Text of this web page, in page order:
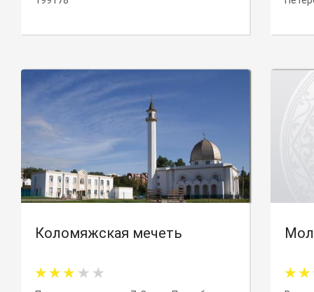
Коломяжская мечеть